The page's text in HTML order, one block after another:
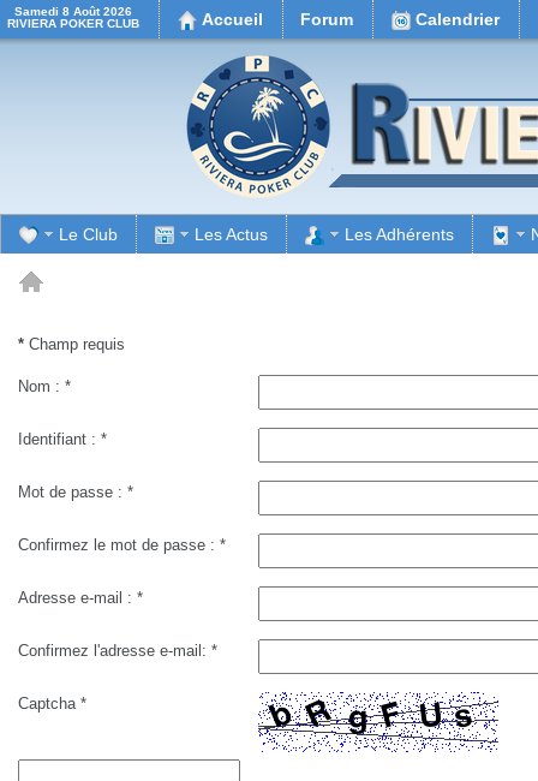
Samedi 8 Août 2026
RIVIERA POKER CLUB
Accueil Forum Calendrier
Le Club Les Actus Les Adhérents
* Champ requis
Nom : *
Identifiant : *
Mot de passe : *
Confirmez le mot de passe : *
Adresse e-mail : *
Confirmez l'adresse e-mail: *
Captcha *